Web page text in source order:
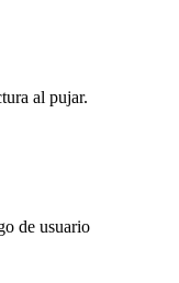
al pujar.
de usuario